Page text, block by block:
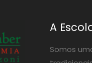
A
Somos